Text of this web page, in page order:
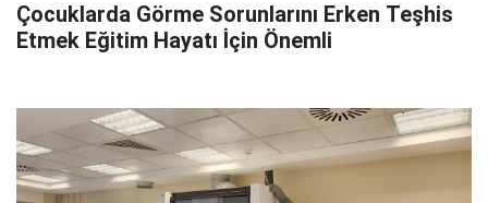
Çocuklarda Görme Sorunlarını Erken Teşhis
Etmek Eğitim Hayatı İçin Önemli